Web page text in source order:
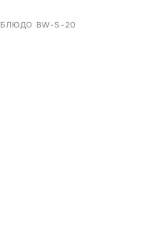
БЛЮДО BW-S-20